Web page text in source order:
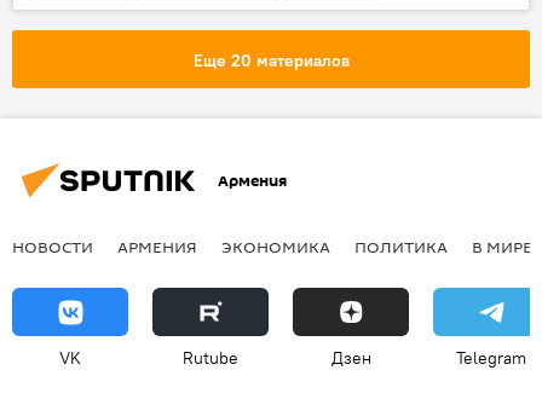
женщина
Еще 20 материалов
Армения
НОВОСТИ АРМЕНИЯ ЭКОНОМИКА ПОЛИТИКА В МИРЕ
VK Rutube Дзен Telegram